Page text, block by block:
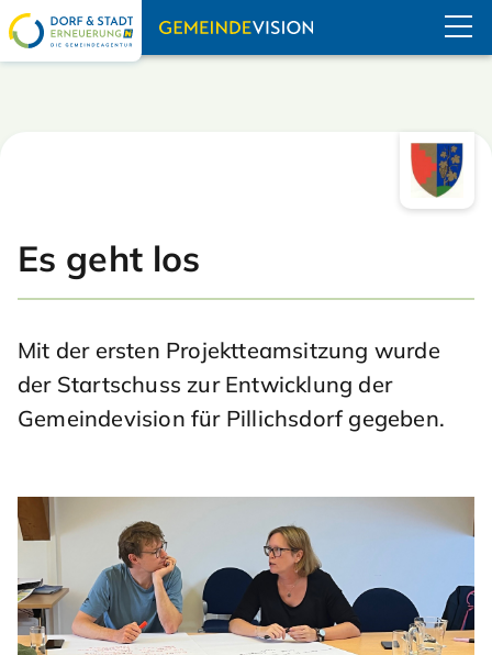
Navigation
Es geht los
Mit der ersten Projektteamsitzung wurde
der Startschuss zur Entwicklung der
Gemeindevision für Pillichsdorf gegeben.